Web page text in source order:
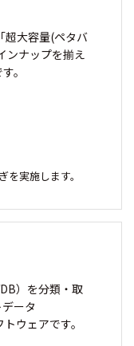
超大容量(ペタバ
ンナップを揃え
。
実施します。
）を分類・取
ータ
ウェアです。